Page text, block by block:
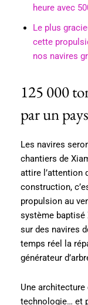
heure avec
Le plus
cette
nos navires
125 000
par un
Les navires
chantiers de
attire l’attention
construction,
propulsion au
système baptisé
sur des navires
temps réel la
générateur
Une
technologie… et